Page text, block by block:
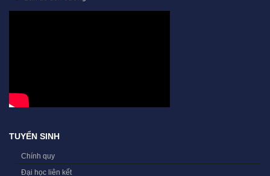
TUYỂN SINH
Chính quy
Đại học liên kết